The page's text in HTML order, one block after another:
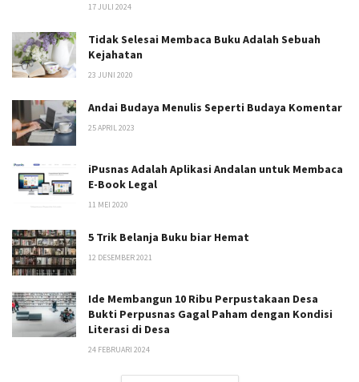
17 JULI 2024
Tidak Selesai Membaca Buku Adalah Sebuah
Kejahatan
23 JUNI 2020
Andai Budaya Menulis Seperti Budaya Komentar
25 APRIL 2023
iPusnas Adalah Aplikasi Andalan untuk Membaca
E-Book Legal
11 MEI 2020
5 Trik Belanja Buku biar Hemat
12 DESEMBER 2021
Ide Membangun 10 Ribu Perpustakaan Desa
Bukti Perpusnas Gagal Paham dengan Kondisi
Literasi di Desa
24 FEBRUARI 2024